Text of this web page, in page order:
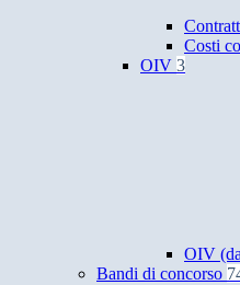
Costi
OIV 3
OIV
Bandi di concorso